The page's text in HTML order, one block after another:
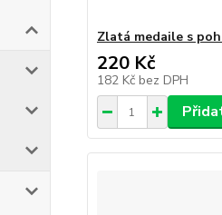
Zlatá medaile s
220 Kč
182 Kč bez DPH